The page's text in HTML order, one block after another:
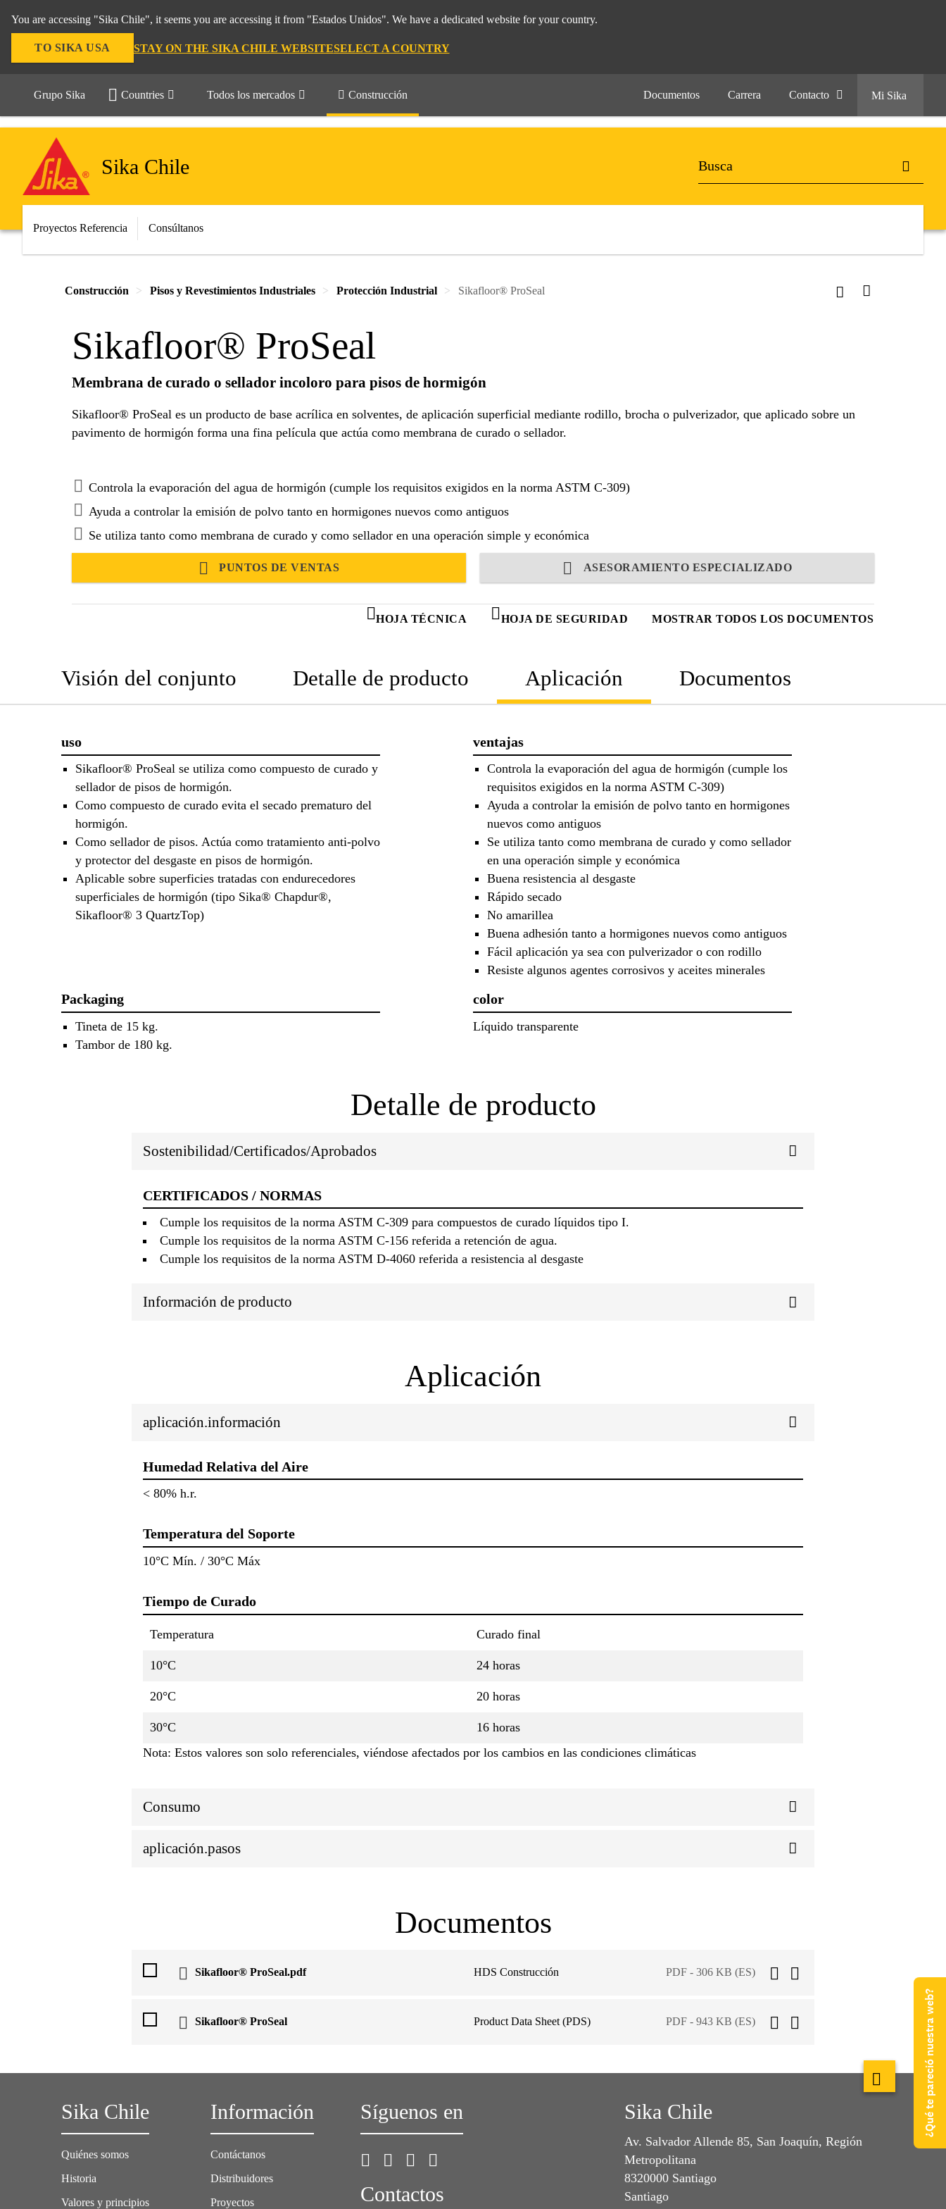
You are accessing "Sika Chile", it seems you are accessing it from "Estados Unidos". We have a dedicated website for your country.
TO SIKA USA STAY ON THE SIKA CHILE WEBSITESELECT A COUNTRY
Grupo Sika Countries Todos los mercados Construcción Documentos Carrera Contacto Mi Sika
Sika Chile
Proyectos Referencia Consúltanos
Construcción Pisos y Revestimientos Industriales Protección Industrial Sikafloor® ProSeal
Sikafloor® ProSeal
Membrana de curado o sellador incoloro para pisos de hormigón
Sikafloor® ProSeal es un producto de base acrílica en solventes, de aplicación superficial mediante rodillo, brocha o pulverizador, que aplicado sobre un
pavimento de hormigón forma una fina película que actúa como membrana de curado o sellador.
Controla la evaporación del agua de hormigón (cumple los requisitos exigidos en la norma ASTM C-309)
Ayuda a controlar la emisión de polvo tanto en hormigones nuevos como antiguos
Se utiliza tanto como membrana de curado y como sellador en una operación simple y económica
PUNTOS DE VENTAS ASESORAMIENTO ESPECIALIZADO
HOJA TÉCNICA HOJA DE SEGURIDAD MOSTRAR TODOS LOS DOCUMENTOS
Visión del conjunto Detalle de producto Aplicación Documentos
uso
Sikafloor® ProSeal se utiliza como compuesto de curado y
sellador de pisos de hormigón.
Como compuesto de curado evita el secado prematuro del
hormigón.
Como sellador de pisos. Actúa como tratamiento anti-polvo
y protector del desgaste en pisos de hormigón.
Aplicable sobre superficies tratadas con endurecedores
superficiales de hormigón (tipo Sika® Chapdur®,
Sikafloor® 3 QuartzTop)
ventajas
Controla la evaporación del agua de hormigón (cumple los
requisitos exigidos en la norma ASTM C-309)
Ayuda a controlar la emisión de polvo tanto en hormigones
nuevos como antiguos
Se utiliza tanto como membrana de curado y como sellador
en una operación simple y económica
Buena resistencia al desgaste
Rápido secado
No amarillea
Buena adhesión tanto a hormigones nuevos como antiguos
Fácil aplicación ya sea con pulverizador o con rodillo
Resiste algunos agentes corrosivos y aceites minerales
Packaging
Tineta de 15 kg.
Tambor de 180 kg.
color
Líquido transparente
Detalle de producto
Sostenibilidad/Certificados/Aprobados
CERTIFICADOS / NORMAS
Cumple los requisitos de la norma ASTM C-309 para compuestos de curado líquidos tipo I.
Cumple los requisitos de la norma ASTM C-156 referida a retención de agua.
Cumple los requisitos de la norma ASTM D-4060 referida a resistencia al desgaste
Información de producto
Aplicación
aplicación.información
Humedad Relativa del Aire
< 80% h.r.
Temperatura del Soporte
10°C Mín. / 30°C Máx
Tiempo de Curado
Temperatura Curado final
10°C 24 horas
20°C 20 horas
30°C
16 horas
Nota: Estos valores son solo referenciales, viéndose afectados por los cambios en las condiciones climáticas
Consumo
aplicación.pasos
Documentos
Sikafloor® ProSeal.pdf HDS Construcción PDF - 306 KB (ES)
Sikafloor® ProSeal Product Data Sheet (PDS) PDF - 943 KB (ES)
Sika Chile
Quiénes somos
Historia
Valores y principios
Información
Contáctanos
Distribuidores
Proyectos
Síguenos en
Contactos
Sika Chile
Av. Salvador Allende 85, San Joaquín, Región
Metropolitana
8320000 Santiago
Santiago
¿Qué te pareció nuestra web?